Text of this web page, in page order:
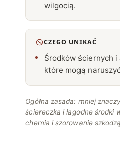
wilgocią.
CZEGO UNIKAĆ
Środków ściernych
które mogą
Ogólna zasada: mniej
ściereczka i łagodne środki
chemia i szorowanie